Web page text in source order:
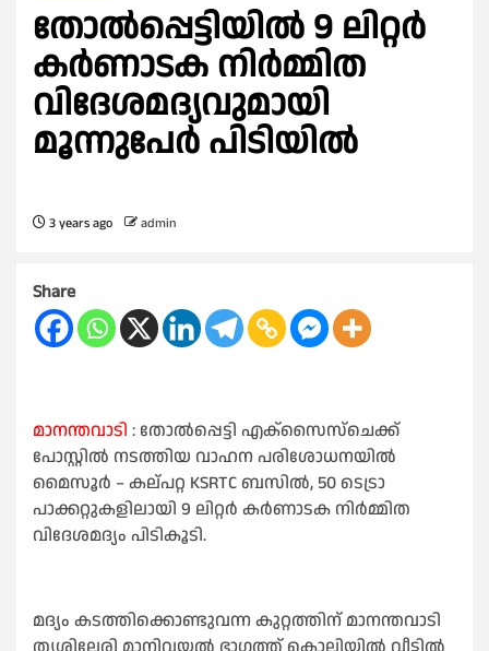
തോൽപ്പെട്ടിയിൽ 9 ലിറ്റർ
കർണാടക നിർമ്മിത
വിദേശമദ്യവുമായി
മൂന്നുപേർ പിടിയിൽ
3 years ago admin
Share
മാനന്തവാടി : തോൽപ്പെട്ടി എക്സൈസ്ചെക്ക്
പോസ്റ്റിൽ നടത്തിയ വാഹന പരിശോധനയിൽ
മൈസൂർ – കല്പറ്റ KSRTC ബസിൽ, 50 ടെട്രാ
പാക്കറ്റുകളിലായി 9 ലിറ്റർ കർണാടക നിർമ്മിത
വിദേശമദ്യം പിടികൂടി.
മദ്യം കടത്തിക്കൊണ്ടുവന്ന കുറ്റത്തിന് മാനന്തവാടി